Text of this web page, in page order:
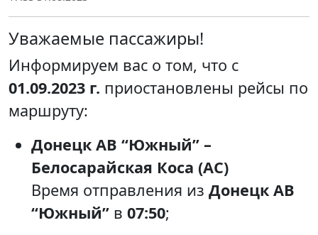
Уважаемые пассажиры!
Информируем вас о том, что с
01.09.2023 г. приостановлены рейсы по
маршруту:
Донецк АВ “Южный” –
Белосарайская Коса (АС)
Время отправления из Донецк АВ
“Южный” в 07:50;